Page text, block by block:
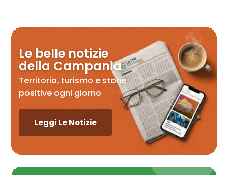
Le belle notizie
della Campania
Territorio, turismo e storie
positive ogni giorno
Leggi Le Notizie